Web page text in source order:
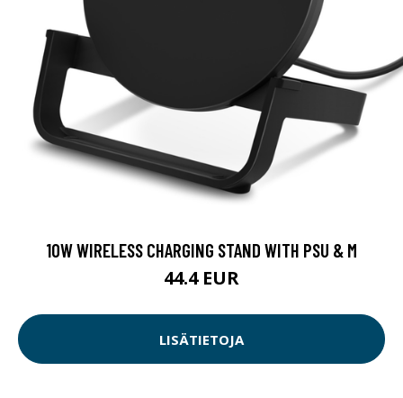
10W WIRELESS CHARGING STAND WITH PSU & M
44.4 EUR
LISÄTIETOJA